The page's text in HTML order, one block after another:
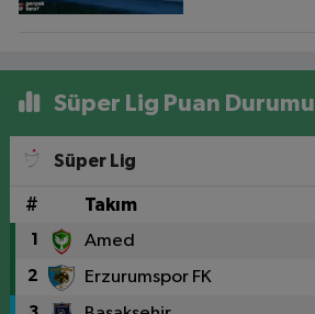
Süper Lig Puan Durumu
Süper Lig
# Takım
1 Amed
2 Erzurumspor FK